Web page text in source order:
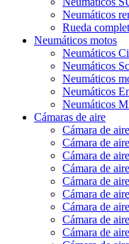
Neumáticos
Rueda
Neumáticos motos
Neumáticos
Neumáticos
Neumáticos
Neumáticos
Neumáticos
Cámaras de aire
Cámara de
Cámara de
Cámara de
Cámara de
Cámara de
Cámara de
Cámara de
Cámara de
Cámara de